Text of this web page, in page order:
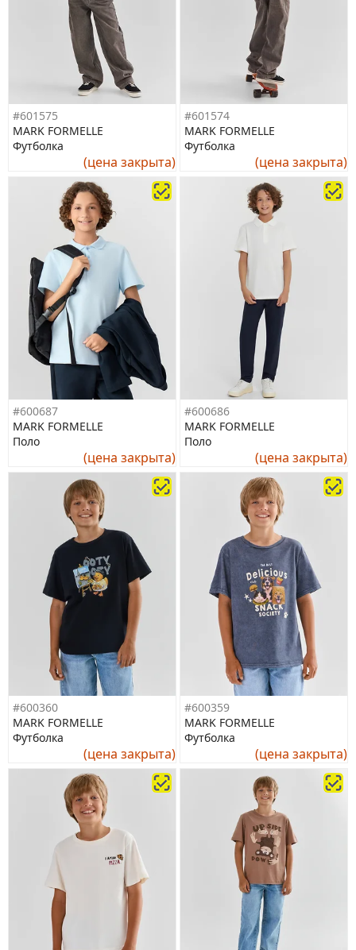
#601575
MARK FORMELLE
Футболка
(цена закрыта)
#601574
MARK FORMELLE
Футболка
(цена закрыта)
#600687
MARK FORMELLE
Поло
(цена закрыта)
#600686
MARK FORMELLE
Поло
(цена закрыта)
#600360
MARK FORMELLE
Футболка
(цена закрыта)
#600359
MARK FORMELLE
Футболка
(цена закрыта)